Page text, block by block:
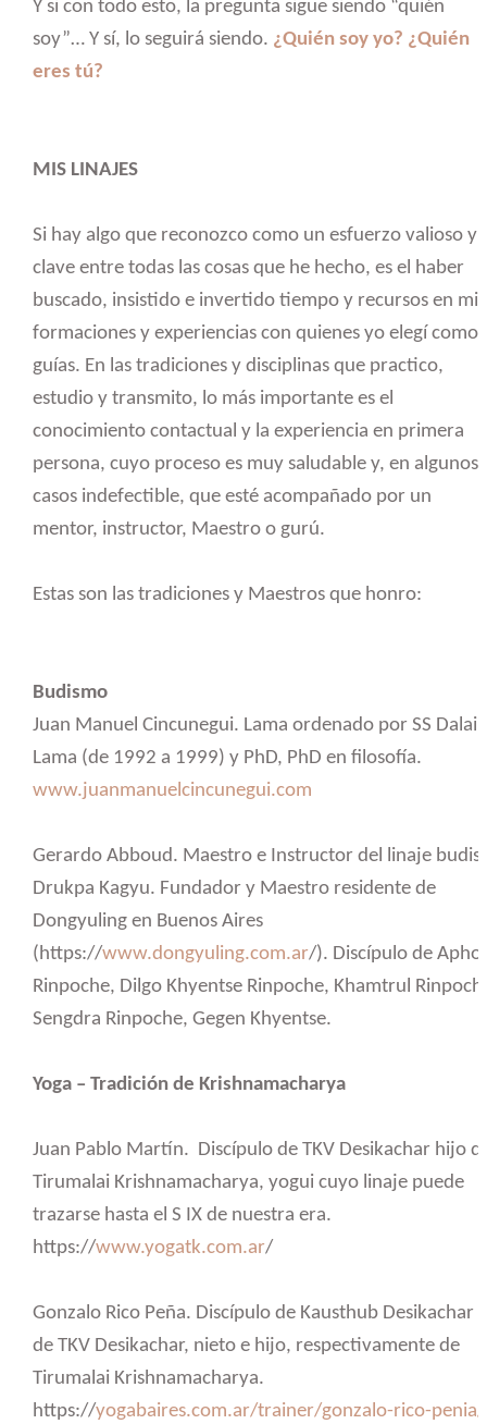
Y si con todo esto, la pregunta sigue siendo “quién
soy”… Y sí, lo seguirá siendo. ¿Quién soy yo? ¿Quién
eres tú?
MIS LINAJES
Si hay algo que reconozco como un esfuerzo valioso y
clave entre todas las cosas que he hecho, es el haber
buscado, insistido e invertido tiempo y recursos en mis
formaciones y experiencias con quienes yo elegí como
guías. En las tradiciones y disciplinas que practico,
estudio y transmito, lo más importante es el
conocimiento contactual y la experiencia en primera
persona, cuyo proceso es muy saludable y, en algunos
casos indefectible, que esté acompañado por un
mentor, instructor, Maestro o gurú.
Estas son las tradiciones y Maestros que honro:
Budismo
Juan Manuel Cincunegui. Lama ordenado por SS Dalai
Lama (de 1992 a 1999) y PhD, PhD en filosofía.
www.juanmanuelcincunegui.com
Gerardo Abboud. Maestro e Instructor del linaje
Drukpa Kagyu. Fundador y Maestro residente de
Dongyuling en Buenos Aires
(https://www.dongyuling.com.ar/). Discípulo de Apho
Rinpoche, Dilgo Khyentse Rinpoche, Khamtrul
Sengdra Rinpoche, Gegen Khyentse.
Yoga – Tradición de Krishnamacharya
Juan Pablo Martín. Discípulo de TKV Desikachar hijo
Tirumalai Krishnamacharya, yogui cuyo linaje puede
trazarse hasta el S IX de nuestra era.
https://www.yogatk.com.ar/
Gonzalo Rico Peña. Discípulo de Kausthub Desikachar y
de TKV Desikachar, nieto e hijo, respectivamente de
Tirumalai Krishnamacharya.
https://yogabaires.com.ar/trainer/gonzalo-rico-penia/